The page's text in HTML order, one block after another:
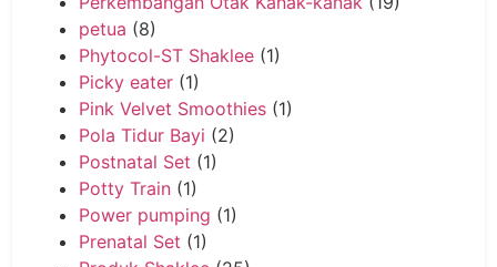
petua (8)
Phytocol-ST Shaklee (1)
Picky eater (1)
Pink Velvet Smoothies (1)
Pola Tidur Bayi (2)
Postnatal Set (1)
Potty Train (1)
Power pumping (1)
Prenatal Set (1)